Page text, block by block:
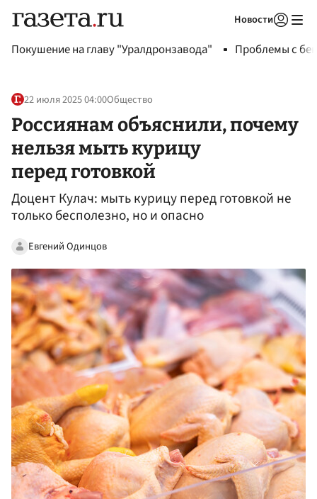
Новости
Покушение на главу "Уралдронзавода" Проблемы с
22 июля 2025 04:00Общество
Россиянам объяснили, почему
нельзя мыть курицу
перед готовкой
Доцент Кулач: мыть курицу перед готовкой не
только бесполезно, но и опасно
Евгений Одинцов